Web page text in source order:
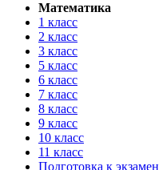
Математика
1 класс
2 класс
3 класс
5 класс
6 класс
7 класс
8 класс
9 класс
10 класс
11 класс
Подготовка к